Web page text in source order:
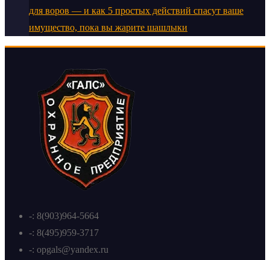
для воров — и как 5 простых действий спасут ваше
имущество, пока вы жарите шашлыки
-: 8(903)964-5664
-: 8(495)959-3717
-: opgals@yandex.ru